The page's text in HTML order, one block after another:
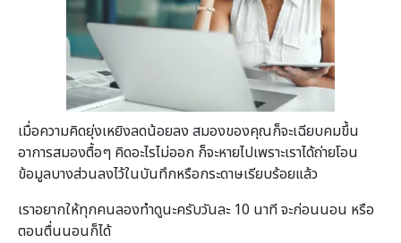
เมื่อความคิดยุ่งเหยิงลดน้อยลง สมองของคุณก็จะเฉียบคมขึ้น
อาการสมองตื้อๆ คิดอะไรไม่ออก ก็จะหายไปเพราะเราได้ถ่ายโอน
ข้อมูลบางส่วนลงไว้ในบันทึกหรือกระดาษเรียบร้อยแล้ว
เราอยากให้ทุกคนลองทำดูนะครับวันละ 10 นาที จะก่อนนอน หรือ
ตอนตื่นนอนก็ได้